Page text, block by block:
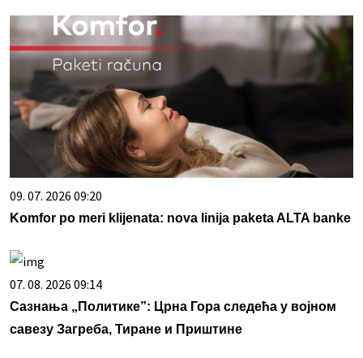
09. 07. 2026 09:20
Komfor po meri klijenata: nova linija paketa ALTA banke
07. 08. 2026 09:14
Сазнања „Политике”: Црна Гора следећа у војном
савезу Загреба, Тиране и Приштине